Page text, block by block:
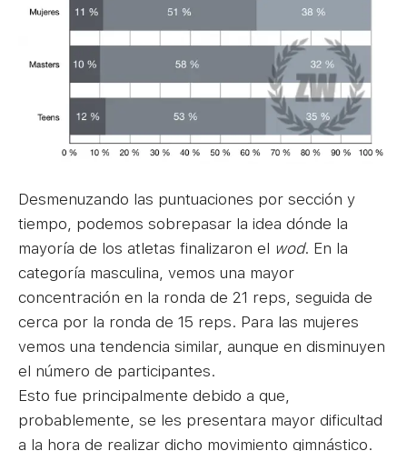
Desmenuzando las puntuaciones por sección y
tiempo, podemos sobrepasar la idea dónde la
mayoría de los atletas finalizaron el wod. En la
categoría masculina, vemos una mayor
concentración en la ronda de 21 reps, seguida de
cerca por la ronda de 15 reps. Para las mujeres
vemos una tendencia similar, aunque en disminuyen
el número de participantes.
Esto fue principalmente debido a que,
probablemente, se les presentara mayor dificultad
a la hora de realizar dicho movimiento gimnástico.